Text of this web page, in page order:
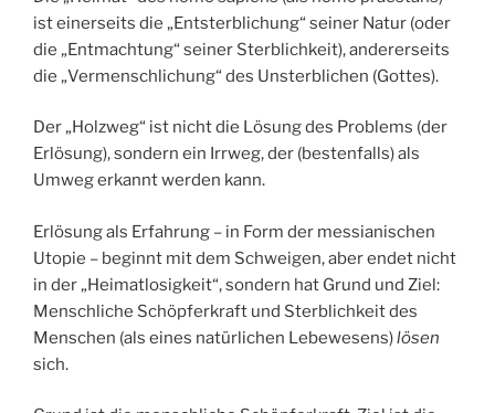
ist einerseits die „Entsterblichung“ seiner Natur (oder
die „Entmachtung“ seiner Sterblichkeit), andererseits
die „Vermenschlichung“ des Unsterblichen (Gottes).
Der „Holzweg“ ist nicht die Lösung des Problems (der
Erlösung), sondern ein Irrweg, der (bestenfalls) als
Umweg erkannt werden kann.
Erlösung als Erfahrung – in Form der messianischen
Utopie – beginnt mit dem Schweigen, aber endet nicht
in der „Heimatlosigkeit“, sondern hat Grund und Ziel:
Menschliche Schöpferkraft und Sterblichkeit des
Menschen (als eines natürlichen Lebewesens)lösen
sich.